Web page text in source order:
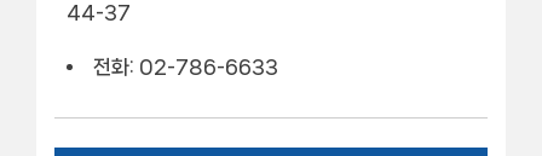
44-37
전화: 02-786-6633